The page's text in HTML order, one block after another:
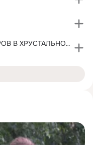
ВЕСЬ КОЛЬСКИЙ ПОЛУОСТРОВ В ХРУСТАЛЬНОМ СПИТ СНЕГУ